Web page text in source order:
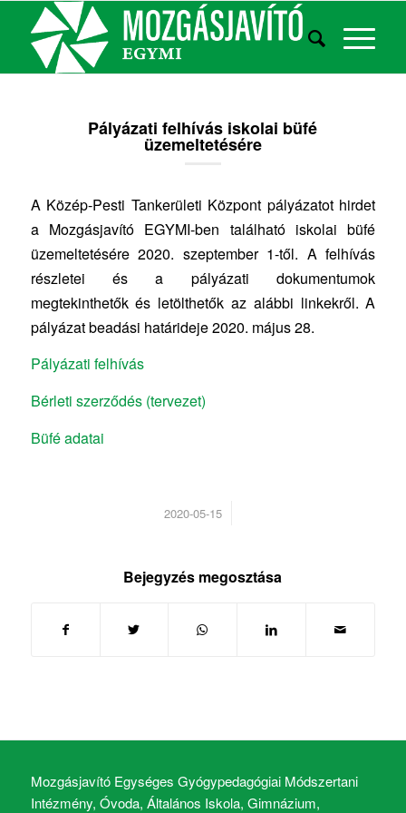
Pályázati felhívás iskolai büfé
üzemeltetésére
A Közép-Pesti Tankerületi Központ pályázatot hirdet
a Mozgásjavító EGYMI-ben található iskolai büfé
üzemeltetésére 2020. szeptember 1-től. A felhívás
részletei és a pályázati dokumentumok
megtekinthetők és letölthetők az alábbi linkekről. A
pályázat beadási határideje 2020. május 28.
Pályázati felhívás
Bérleti szerződés (tervezet)
Büfé adatai
2020-05-15
/
Bejegyzés megosztása
Mozgásjavító Egységes Gyógypedagógiai Módszertani
Intézmény, Óvoda, Általános Iskola, Gimnázium,